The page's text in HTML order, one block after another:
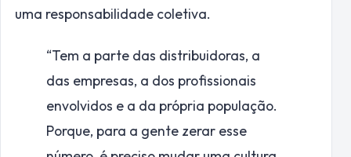
uma responsabilidade coletiva.
“Tem a parte das distribuidoras, a
das empresas, a dos profissionais
envolvidos e a da própria população.
Porque, para a gente zerar esse